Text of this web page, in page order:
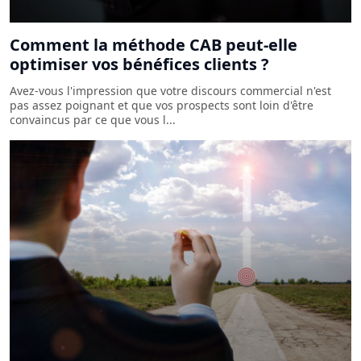
Comment la méthode CAB peut-elle
optimiser vos bénéfices clients ?
Avez-vous l'impression que votre discours commercial n'est
pas assez poignant et que vos prospects sont loin d'être
convaincus par ce que vous l...